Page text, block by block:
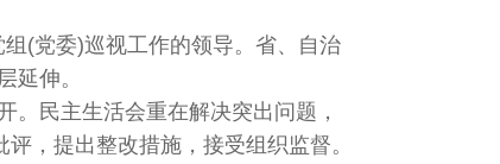
(党委)巡视工作的领导。省、自治
延伸。
民主生活会重在解决突出问题，
，提出整改措施，接受组织监督。